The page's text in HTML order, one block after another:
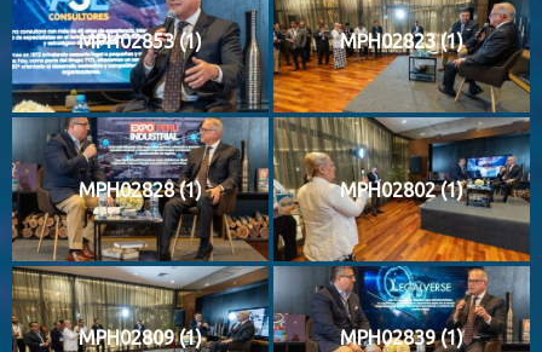
MPH02853 (1) MPH02823 (1)
MPH02828 (1) MPH02802 (1)
MPH02809 (1) MPH02839 (1)